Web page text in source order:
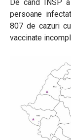
De când INSP
persoane
807 de cazuri
vaccinate